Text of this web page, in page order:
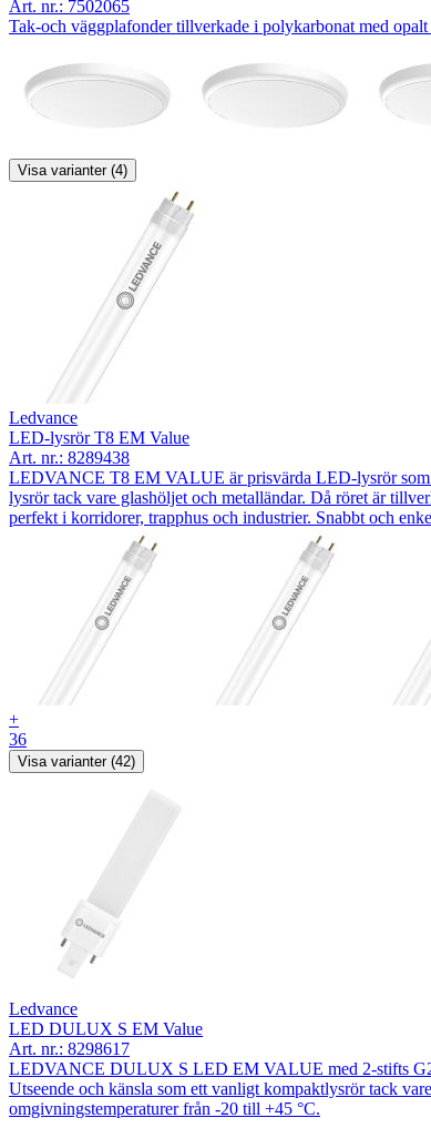
Art. nr.: 7502065
Tak-och väggplafonder tillverkade i polykarbonat med
Visa varianter (4)
Ledvance
LED-lysrör T8 EM Value
Art. nr.: 8289438
LEDVANCE T8 EM VALUE är prisvärda LED-lysrör som
lysrör tack vare glashöljet och metalländar. Då röret är
perfekt i korridorer, trapphus och industrier. Snabbt och
+
36
Visa varianter (42)
Ledvance
LED DULUX S EM Value
Art. nr.: 8298617
LEDVANCE DULUX S LED EM VALUE med 2-stifts
Utseende och känsla som ett vanligt kompaktlysrör tack
omgivningstemperaturer från -20 till +45 °C.